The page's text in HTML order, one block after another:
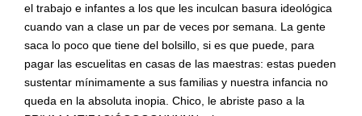
el trabajo e infantes a los que les inculcan basura ideológica
cuando van a clase un par de veces por semana. La gente
saca lo poco que tiene del bolsillo, si es que puede, para
pagar las escuelitas en casas de las maestras: estas pueden
sustentar mínimamente a sus familias y nuestra infancia no
queda en la absoluta inopia. Chico, le abriste paso a la